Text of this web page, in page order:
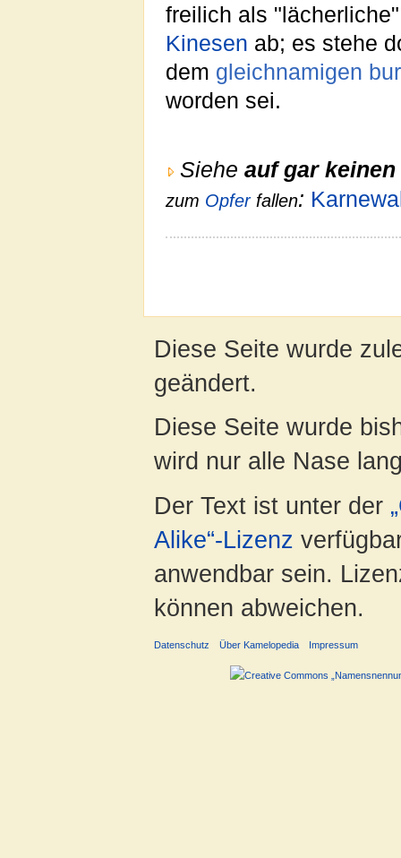
freilich als
Kinesen ab; es stehe
dem gleichnamigen
worden sei.
Siehe auf gar keinen
zum Opferfallen:
Diese Seite wurde
geändert.
Diese Seite wurde
wird nur alle Nase
Der Text ist unter der
Alike“-Lizenz
anwendbar sein.
können abweichen.
Datenschutz Über Kamelopedia Impressum